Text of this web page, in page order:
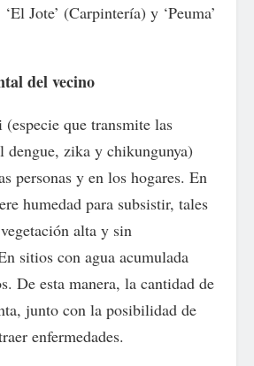
Jote’ (Carpintería) y ‘Peuma’
del vecino
que transmite las
dengue, zika y chikungunya)
personas y en los hogares. En
humedad para subsistir, tales
alta y sin
sitios con agua acumulada
De esta manera, la cantidad de
junto con la posibilidad de
enfermedades.